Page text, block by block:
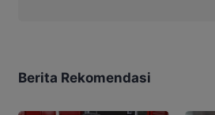
Berita Rekomendasi